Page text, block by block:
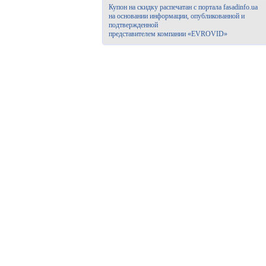
Купон на скидку распечатан с портала fasadinfo.ua
на основании информации, опубликованной и
подтвержденной
представителем компании «EVROVID»